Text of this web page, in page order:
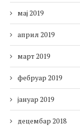
мај 2019
април 2019
март 2019
фебруар 2019
јануар 2019
децембар 2018